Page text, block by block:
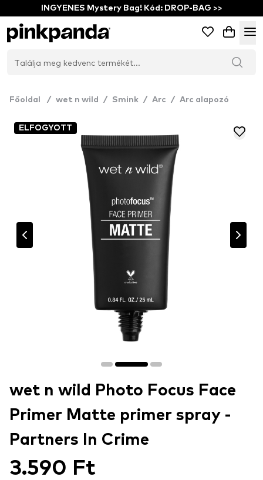
INGYENES Mystery Bag! Kód: DROP-BAG >>
Főoldal / wet n wild / Smink / Arc / Arc alapozó
ELFOGYOTT
wet n wild Photo Focus Face
Primer Matte primer spray -
Partners In Crime
3.590 Ft